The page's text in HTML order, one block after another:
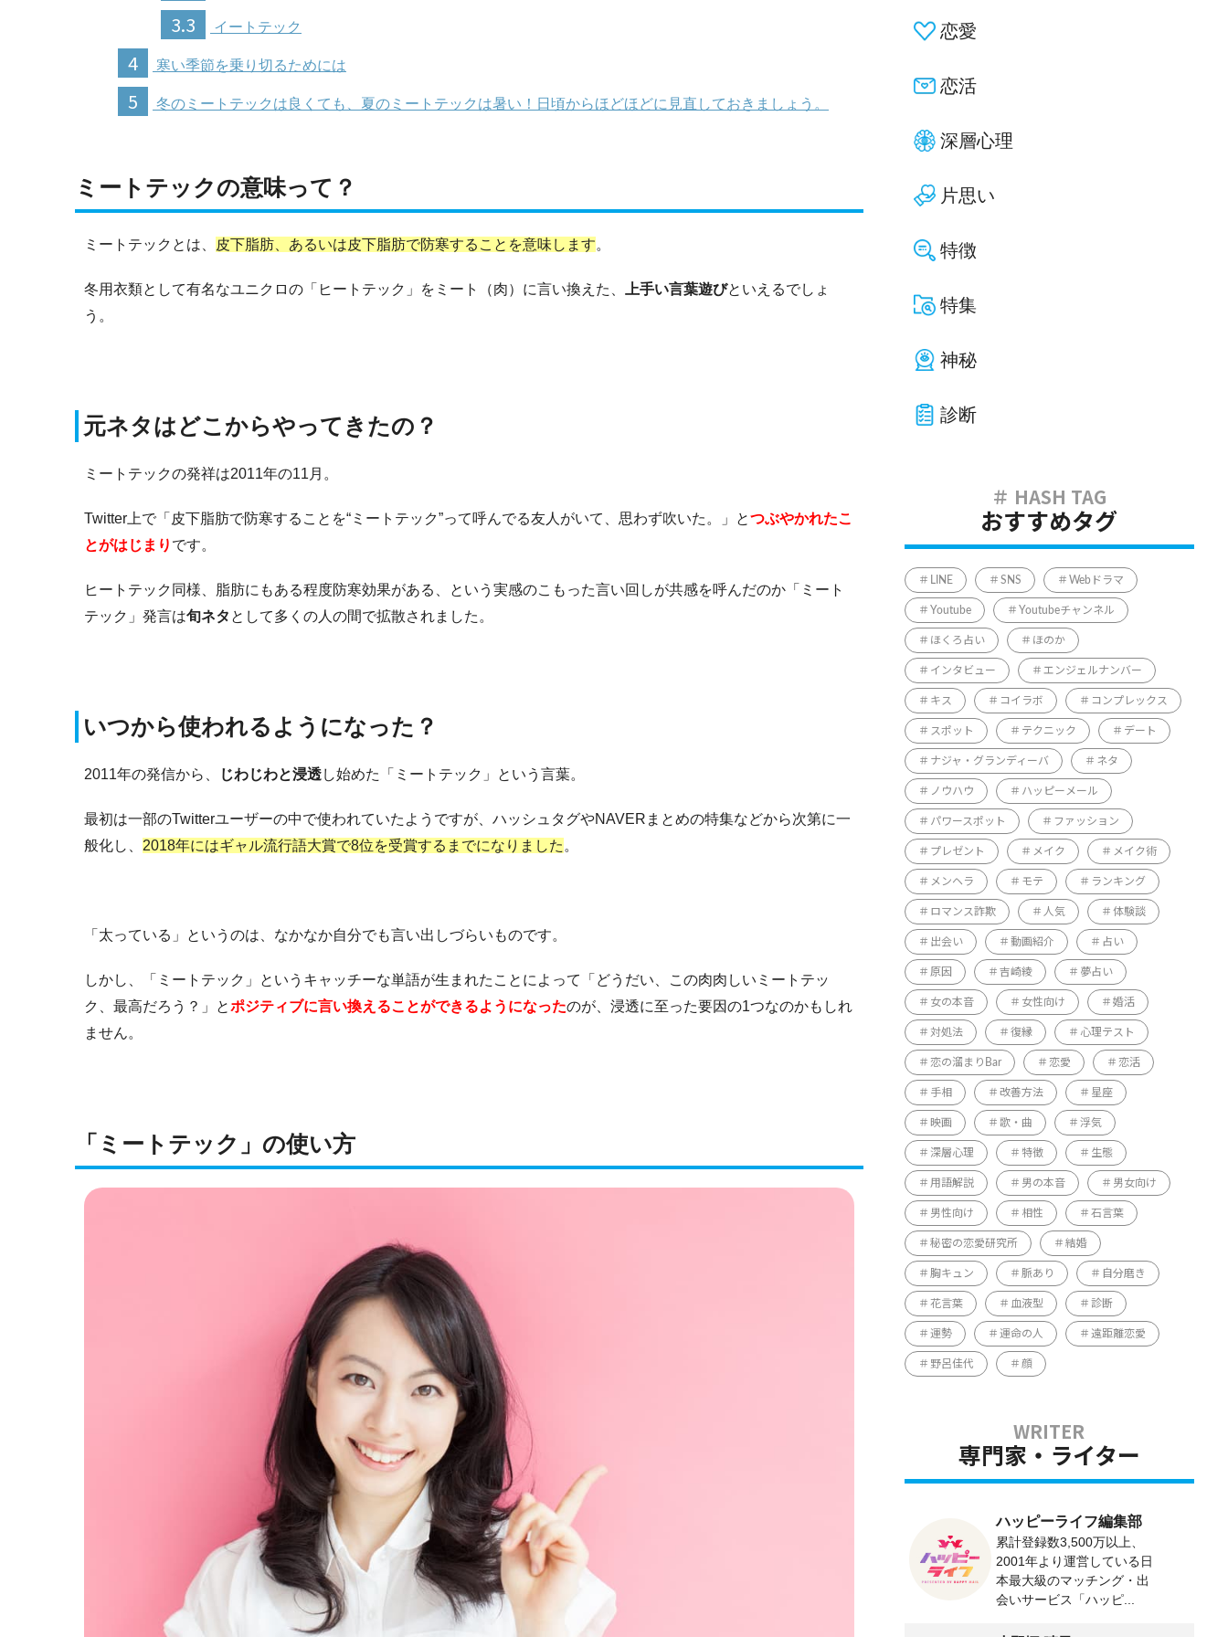
3.3 イートテック
4 寒い季節を乗り切るためには
5 冬のミートテックは良くても、夏のミートテックは暑い！日頃からほどほどに見直しておきましょう。
ミートテックの意味って？
ミートテックとは、 皮下脂肪、あるいは皮下脂肪で防寒することを意味します。
冬用衣類として有名なユニクロの「ヒートテック」をミート（肉）に言い換えた、 上手い言葉遊びといえるでしょ
う。
元ネタはどこからやってきたの？
ミートテックの発祥は2011年の11月。
Twitter上で「皮下脂肪で防寒することを“ミートテック”って呼んでる友人がいて、思わず吹いた。」とつぶやかれたこ
とがはじまり です。
ヒートテック同様、脂肪にもある程度防寒効果がある、という実感のこもった言い回しが共感を呼んだのか「ミート
テック」発言は旬ネタ として多くの人の間で拡散されました。
いつから使われるようになった？
2011年の発信から、 じわじわと浸透し始めた「ミートテック」という言葉。
最初は一部のTwitterユーザーの中で使われていたようですが、ハッシュタグやNAVERまとめの特集などから次第に一
般化し、 2018年にはギャル流行語大賞で8位を受賞するまでになりました 。
「太っている」というのは、なかなか自分でも言い出しづらいものです。
しかし、「ミートテック」というキャッチーな単語が生まれたことによって「どうだい、この肉肉しいミートテッ
ク、最高だろう？」とポジティブに言い換えることができるようになったのが、浸透に至った要因の1つなのかもしれ
ません。
「ミートテック」の使い方
恋愛
恋活
深層心理
片思い
特徴
特集
神秘
診断
おすすめタグ
LINE SNS Webドラマ
Youtube Youtubeチャンネル
ほくろ占い ほのか
インタビュー エンジェルナンバー
キス コイラボ コンプレックス
スポット テクニック デート
ナジャ・グランディーバ ネタ
ノウハウ ハッピーメール
パワースポット ファッション
プレゼント メイク メイク術
メンヘラ モテ ランキング
ロマンス詐欺 人気 体験談
出会い 動画紹介 占い
原因 吉崎綾 夢占い
女の本音 女性向け 婚活
対処法 復縁 心理テスト
恋の溜まりBar 恋愛 恋活
手相 改善方法 星座
映画 歌・曲 浮気
深層心理 特徴 生態
用語解説 男の本音 男女向け
男性向け 相性 石言葉
秘密の恋愛研究所 結婚
胸キュン 脈あり 自分磨き
花言葉 血液型 診断
運勢 運命の人 遠距離恋愛
野呂佳代 顔
専門家・ライター
ハッピーライフ編集部
累計登録数3,500万以上、
2001年より運営している日
本最大級のマッチング・出
会いサービス「ハッピ...